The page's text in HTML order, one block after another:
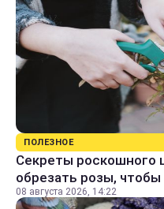
ПОЛЕЗНОЕ
Секреты роскошного
обрезать розы,
08 августа 2026, 14:22